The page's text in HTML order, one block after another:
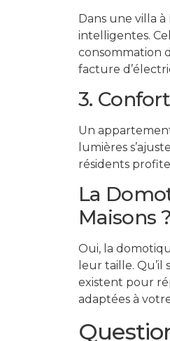
Dans une villa
intelligentes.
consommation
facture
3.
Un
lumières
résidents
La
Maisons ?
Oui, la
leur taille. Qu’il
existent pour
adaptées à